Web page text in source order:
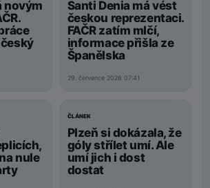
novým
Santi Denia má vést
českou reprezentaci.
FAČR zatím mlčí,
informace přišla ze
Španělska
29. července 2026 07:41
nule
ČLÁNEK
Plzeň si dokázala, že
góly střílet umí. Ale
umí jich i dost
dostat